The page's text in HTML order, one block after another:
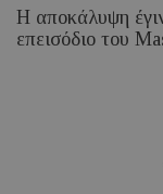
Η αποκάλυψη
επεισόδιο του